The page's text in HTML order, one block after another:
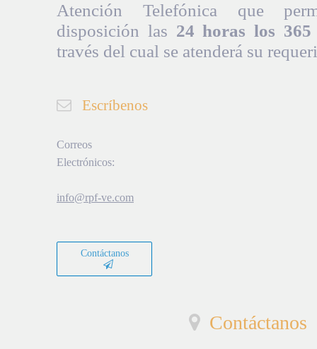
Atención Telefónica que
disposición las 24 horas los
través del cual se atenderá su
Escríbenos
Correos
Electrónicos:
info@rpf-ve.com
Contáctanos
Contáctanos